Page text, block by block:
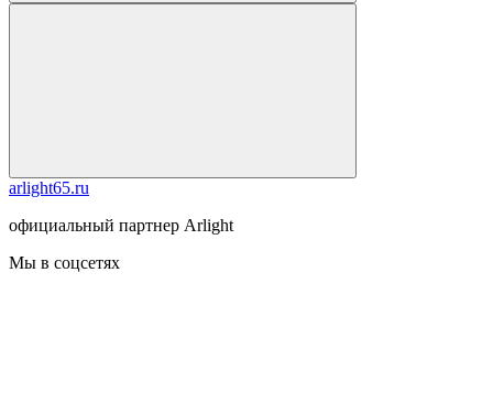
arlight65.ru
официальный партнер Arlight
Мы в соцсетях